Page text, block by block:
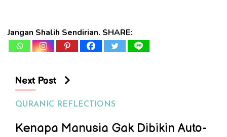
Jangan Shalih Sendirian. SHARE:
Next Post
QURANIC REFLECTIONS
Kenapa Manusia Gak Dibikin Auto-